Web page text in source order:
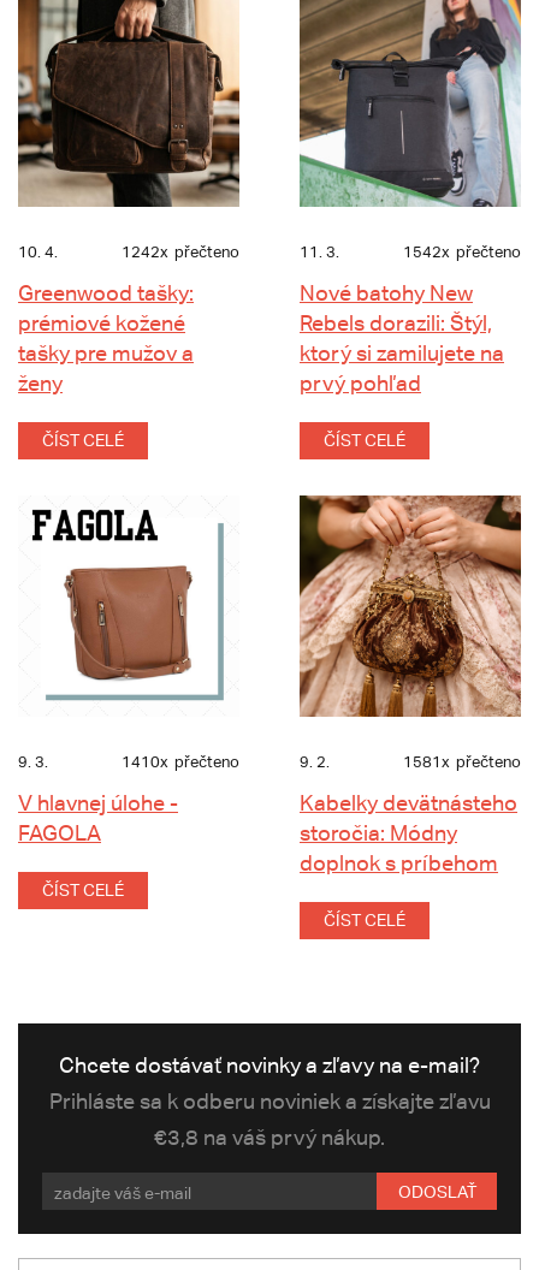
10. 4. 1242x přečteno
Greenwood tašky:
prémiové kožené
tašky pre mužov a
ženy
ČÍST CELÉ
11. 3. 1542x přečteno
Nové batohy New
Rebels dorazili: Štýl,
ktorý si zamilujete na
prvý pohľad
ČÍST CELÉ
9. 3. 1410x přečteno
V hlavnej úlohe -
FAGOLA
ČÍST CELÉ
9. 2. 1581x přečteno
Kabelky devätnásteho
storočia: Módny
doplnok s príbehom
ČÍST CELÉ
Chcete dostávať novinky a zľavy na e-mail?
Prihláste sa k odberu noviniek a získajte zľavu
€3,8 na váš prvý nákup.
ODOSLAŤ